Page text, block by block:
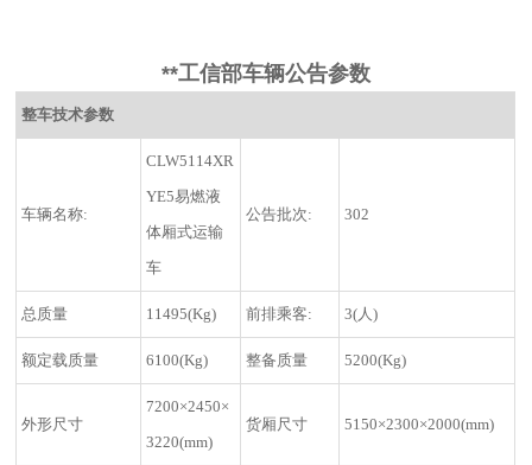
**工信部车辆公告参数
整车技术参数
车辆名称:
CLW5114XR
YE5易燃液
体厢式运输
车
公告批次: 302
总质量 11495(Kg) 前排乘客: 3(人)
额定载质量 6100(Kg) 整备质量 5200(Kg)
外形尺寸
7200×2450×
3220(mm)
货厢尺寸 5150×2300×2000(mm)